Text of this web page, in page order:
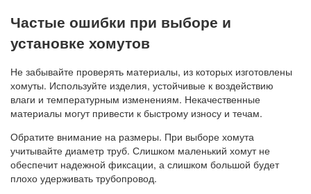
Частые ошибки при выборе и
установке хомутов
Не забывайте проверять материалы, из которых изготовлены
хомуты. Используйте изделия, устойчивые к воздействию
влаги и температурным изменениям. Некачественные
материалы могут привести к быстрому износу и течам.
Обратите внимание на размеры. При выборе хомута
учитывайте диаметр труб. Слишком маленький хомут не
обеспечит надежной фиксации, а слишком большой будет
плохо удерживать трубопровод.